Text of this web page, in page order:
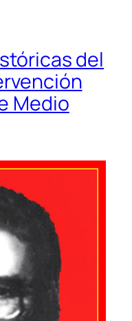
del
Medio